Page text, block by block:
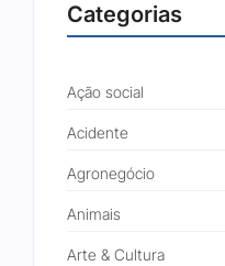
Categorias
Ação social
Acidente
Agronegócio
Animais
Arte & Cultura